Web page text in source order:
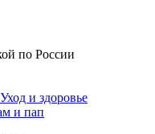
по России
Уход и здоровье
и пап